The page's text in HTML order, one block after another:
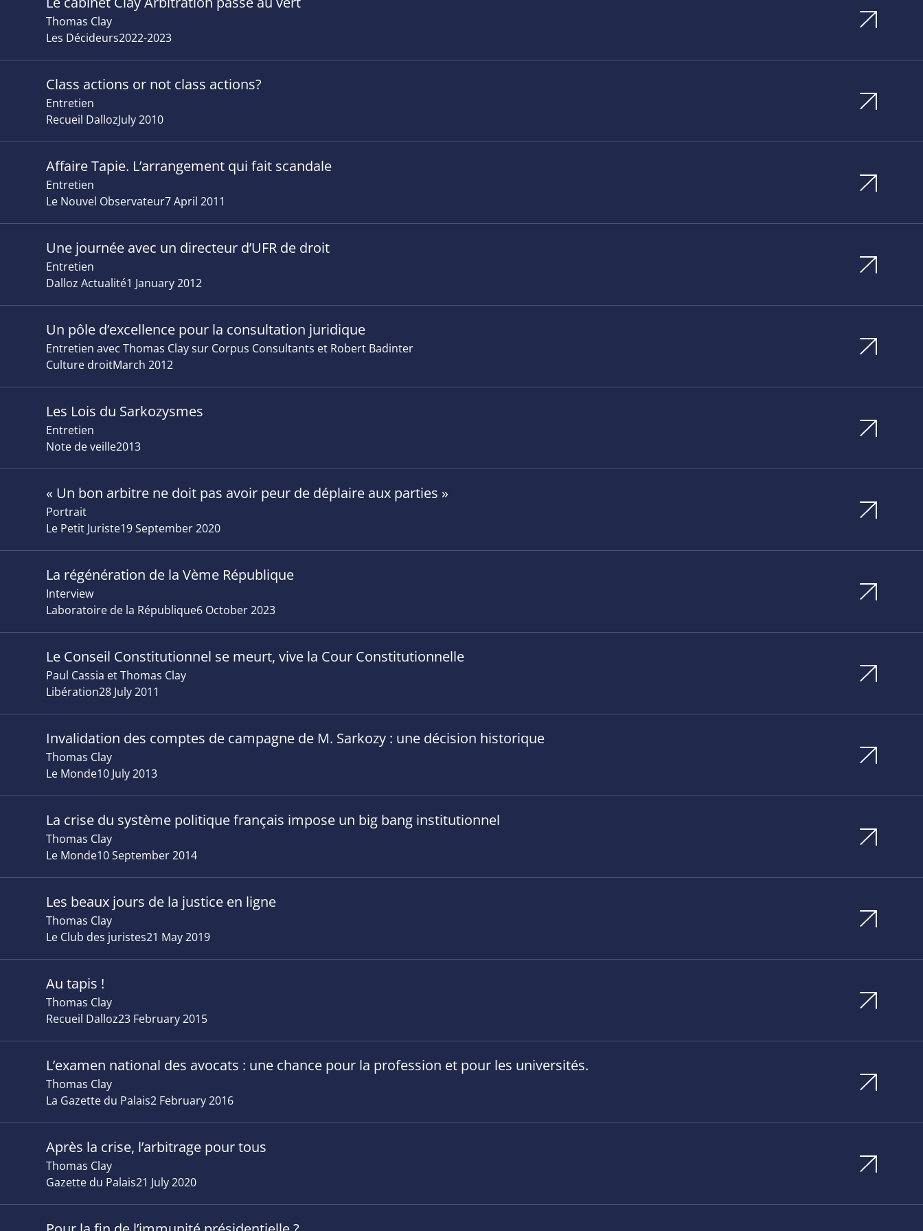
Thomas Clay
Les Décideurs2022-2023
Class actions or not class actions?
Entretien
Recueil DallozJuly 2010
Affaire Tapie. L’arrangement qui fait scandale
Entretien
Le Nouvel Observateur7 April 2011
Une journée avec un directeur d’UFR de droit
Entretien
Dalloz Actualité1 January 2012
Un pôle d’excellence pour la consultation juridique
Entretien avec Thomas Clay sur Corpus Consultants et Robert Badinter
Culture droitMarch 2012
Les Lois du Sarkozysmes
Entretien
Note de veille2013
« Un bon arbitre ne doit pas avoir peur de déplaire aux parties »
Portrait
Le Petit Juriste19 September 2020
La régénération de la Vème République
Interview
Laboratoire de la République6 October 2023
Le Conseil Constitutionnel se meurt, vive la Cour Constitutionnelle
Paul Cassia et Thomas Clay
Libération28 July 2011
Invalidation des comptes de campagne de M. Sarkozy : une décision historique
Thomas Clay
Le Monde10 July 2013
La crise du système politique français impose un big bang institutionnel
Thomas Clay
Le Monde10 September 2014
Les beaux jours de la justice en ligne
Thomas Clay
Le Club des juristes21 May 2019
Au tapis !
Thomas Clay
Recueil Dalloz23 February 2015
L’examen national des avocats : une chance pour la profession et pour les universités.
Thomas Clay
La Gazette du Palais2 February 2016
Après la crise, l’arbitrage pour tous
Thomas Clay
Gazette du Palais21 July 2020